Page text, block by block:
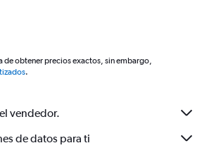
de obtener precios exactos, sin embargo,
.
vendedor.
de datos para ti